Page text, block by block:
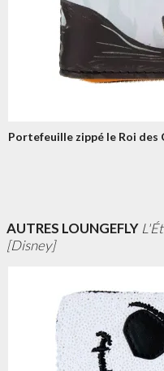
Portefeuille zippé le Roi des
AUTRES LOUNGEFLY
[Disney]